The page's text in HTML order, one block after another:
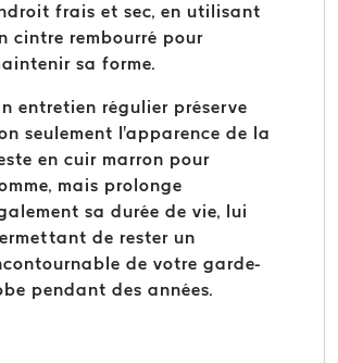
frais et sec, en utilisant
cintre rembourré pour
sa forme.
entretien régulier préserve
seulement l'apparence de la
en cuir marron pour
mais prolonge
sa durée de vie, lui
de rester un
de votre garde-
pendant des années.